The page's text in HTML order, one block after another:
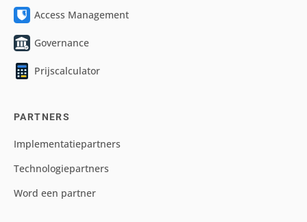
Access Management
Governance
Prijscalculator
PARTNERS
Implementatiepartners
Technologiepartners
Word een partner